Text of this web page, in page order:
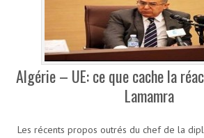
Algérie – UE: ce que cache la
Lamamra
Les récents propos outrés du chef de la